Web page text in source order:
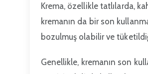
Krema, özellikle tatlılarda,
kremanın da bir son
bozulmuş olabilir ve
Genellikle, kremanın son